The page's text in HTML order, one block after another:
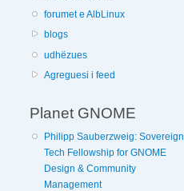
forumet e AlbLinux
blogs
udhëzues
Agreguesi i feed
Planet GNOME
Philipp Sauberzweig: Sovereign
Tech Fellowship for GNOME
Design & Community
Management